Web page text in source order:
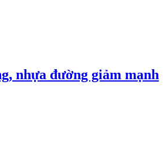
nhựa đường giảm mạnh